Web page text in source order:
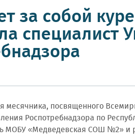
за собой
специалист
месячника, посвященного
Роспотребнадзора по
МОБУ «Медведевская СОШ №2» и